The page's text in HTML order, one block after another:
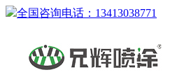
全国咨询电话： 13413038771